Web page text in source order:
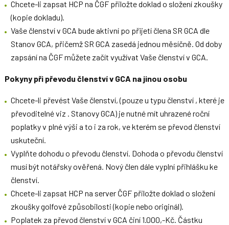
Chcete-li zapsat HCP na ČGF přiložte doklad o složení zkoušky
(kopie dokladu).
Vaše členství v GCA bude aktivní po přijetí člena SR GCA dle
Stanov GCA, přičemž SR GCA zasedá jednou měsíčně. Od doby
zapsání na ČGF můžete začít využívat Vaše členství v GCA.
Pokyny při převodu členství v GCA na jinou osobu
Chcete-li převést Vaše členství, (pouze u typu členství , které je
převoditelné viz . Stanovy GCA) je nutné mít uhrazené roční
poplatky v plné výši a to i za rok, ve kterém se převod členství
uskuteční.
Vyplňte dohodu o převodu členství. Dohoda o převodu členství
musí být notářsky ověřená. Nový člen dále vyplní přihlášku ke
členství.
Chcete-li zapsat HCP na server ČGF přiložte doklad o složení
zkoušky golfové způsobilosti (kopie nebo originál).
Poplatek za převod členství v GCA činí 1.000,-Kč. Částku